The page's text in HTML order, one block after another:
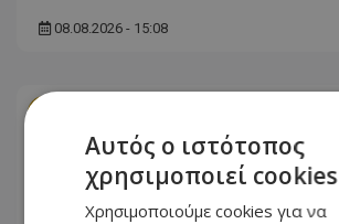
08.08.2026 - 15:08
Αυτός ο ιστότοπος
χρησιμοποιεί cookies
Χρησιμοποιούμε cookies για να